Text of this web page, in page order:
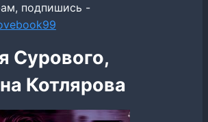
подпишись -
Сурового,
Котлярова